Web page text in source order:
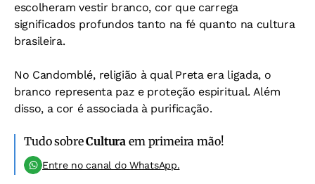
escolheram vestir branco, cor que carrega
significados profundos tanto na fé quanto na cultura
brasileira.
No Candomblé, religião à qual Preta era ligada, o
branco representa paz e proteção espiritual. Além
disso, a cor é associada à purificação.
Tudo sobreCultura em primeira mão!
Entre no canal do WhatsApp.